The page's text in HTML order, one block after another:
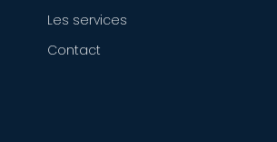
Les services
Contact